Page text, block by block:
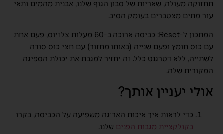
תחזוקה מעולה, שאריות של סבון הגוף שלנו, אבנית מהמים ותאי
עור מתים מצטברים בעומק הסיב.
המתכון ל-Reset: כביסה ארוכה ב-60 מעלות צלזיוס, פעם אחת
עם כוס חומץ ופעם שנייה (באותו מחזור) עם חצי כוס סודה
לשתייה, ללא דטרגנט כלל. זה יחזיר למגבת את יכולת הספיגה
המקורית שלה.
אולי יעניין אותך?
כדי לראות איך איכות האריגה משפיעה על הכביסה, בקרו
בקולקציית מגבות הפנים שלנו.